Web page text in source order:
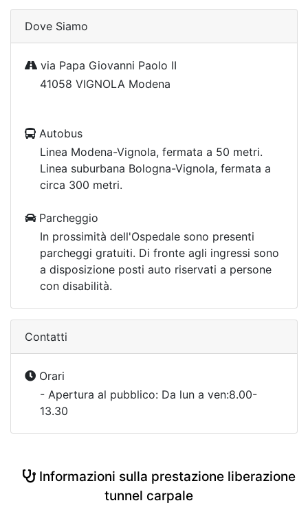
Dove Siamo
via Papa Giovanni Paolo II
41058 VIGNOLA Modena
Autobus
Linea Modena-Vignola, fermata a 50 metri.
Linea suburbana Bologna-Vignola, fermata a
circa 300 metri.
Parcheggio
In prossimità dell'Ospedale sono presenti
parcheggi gratuiti. Di fronte agli ingressi sono
a disposizione posti auto riservati a persone
con disabilità.
Contatti
Orari
- Apertura al pubblico: Da lun a ven:8.00-
13.30
Informazioni sulla prestazione liberazione
tunnel carpale